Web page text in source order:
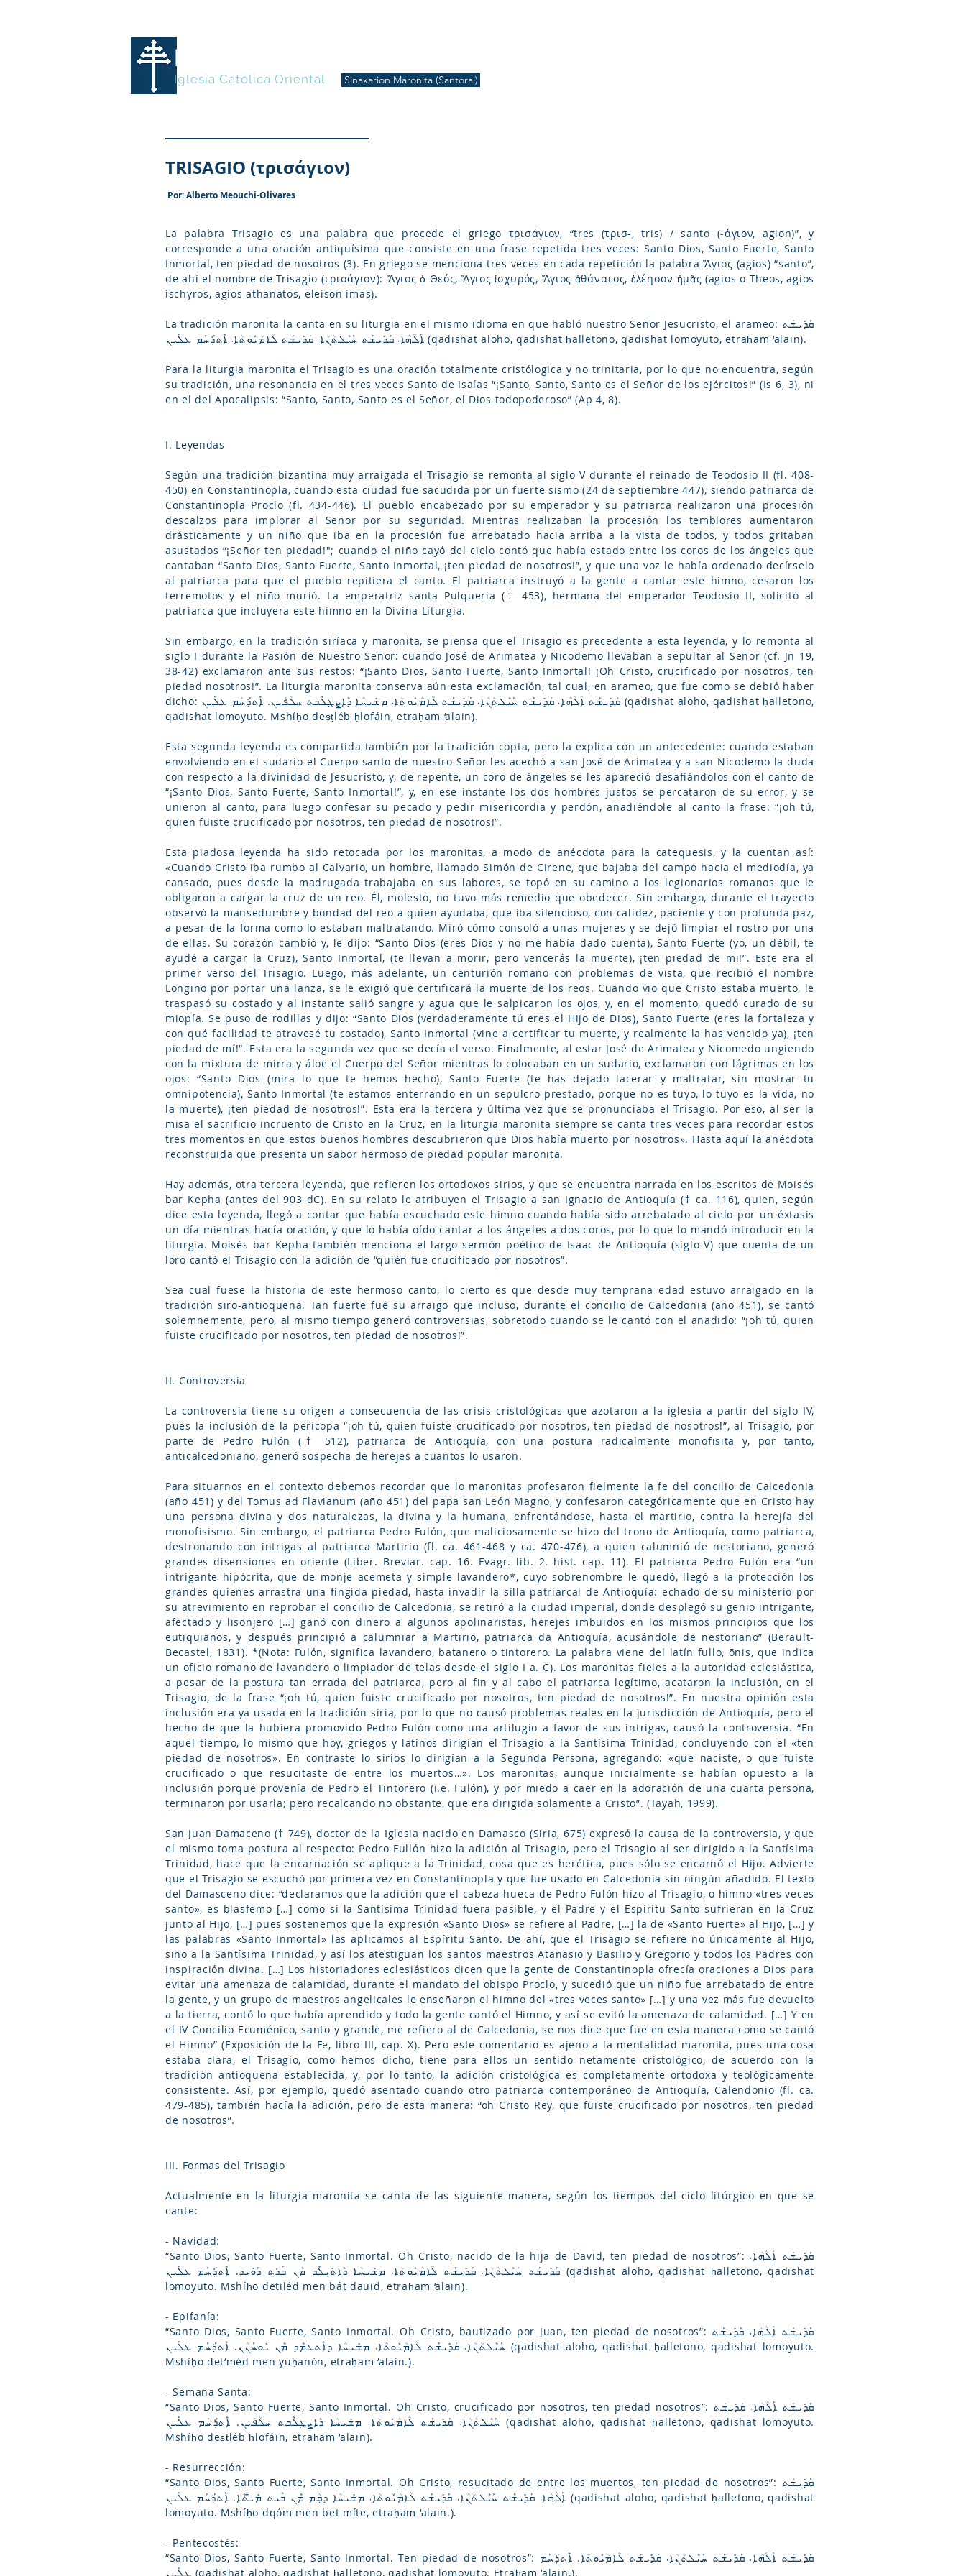
MARONITAS
Iglesia Católica Oriental
Sinaxarion Maronita (Santoral)
TRISAGIO (τρισάγιον)
Por: Alberto Meouchi-Olivares
La palabra Trisagio es una palabra que procede el griego τρισάγιον, “tres (τρισ-, tris) / santo (-άγιον, agion)”, y
corresponde a una oración antiquísima que consiste en una frase repetida tres veces: Santo Dios, Santo Fuerte, Santo
Inmortal, ten piedad de nosotros (3). En griego se menciona tres veces en cada repetición la palabra Ἅγιος (agios) “santo”,
de ahí el nombre de Trisagio (τρισάγιον): Ἅγιος ὁ Θεός, Ἅγιος ἰσχυρός, Ἅγιος ἀθάνατος, ἐλέησον ἡμᾶς (agios o Theos, agios
ischyros, agios athanatos, eleison imas).
La tradición maronita la canta en su liturgia en el mismo idioma en que habló nuestro Señor Jesucristo, el arameo: ܩܰܕܺܝܫܰܬ
ܐܰܠܳܗܳܐ܁ ܩܰܕܺܝܫܰܬ ܚܰܝܶܠܬܳܢܳܐ܁ ܩܰܕܺܝܫܰܬ ܠܳܐܡܳܝܽܘܬܳܐ܁ ܐܶܬܪ݂ܰܚܰܡ ܥܠܰܝܢ (qadishat aloho, qadishat ḥalletono, qadishat lomoyuto, etraḥam ‘alain).
Para la liturgia maronita el Trisagio es una oración totalmente cristólogica y no trinitaria, por lo que no encuentra, según
su tradición, una resonancia en el tres veces Santo de Isaías “¡Santo, Santo, Santo es el Señor de los ejércitos!” (Is 6, 3), ni
en el del Apocalipsis: “Santo, Santo, Santo es el Señor, el Dios todopoderoso” (Ap 4, 8).
I. Leyendas
Según una tradición bizantina muy arraigada el Trisagio se remonta al siglo V durante el reinado de Teodosio II (fl. 408-
450) en Constantinopla, cuando esta ciudad fue sacudida por un fuerte sismo (24 de septiembre 447), siendo patriarca de
Constantinopla Proclo (fl. 434-446). El pueblo encabezado por su emperador y su patriarca realizaron una procesión
descalzos para implorar al Señor por su seguridad. Mientras realizaban la procesión los temblores aumentaron
drásticamente y un niño que iba en la procesión fue arrebatado hacia arriba a la vista de todos, y todos gritaban
asustados “¡Señor ten piedad!"; cuando el niño cayó del cielo contó que había estado entre los coros de los ángeles que
cantaban “Santo Dios, Santo Fuerte, Santo Inmortal, ¡ten piedad de nosotros!”, y que una voz le había ordenado decírselo
al patriarca para que el pueblo repitiera el canto. El patriarca instruyó a la gente a cantar este himno, cesaron los
terremotos y el niño murió. La emperatriz santa Pulqueria († 453), hermana del emperador Teodosio II, solicitó al
patriarca que incluyera este himno en la Divina Liturgia.
Sin embargo, en la tradición siríaca y maronita, se piensa que el Trisagio es precedente a esta leyenda, y lo remonta al
siglo I durante la Pasión de Nuestro Señor: cuando José de Arimatea y Nicodemo llevaban a sepultar al Señor (cf. Jn 19,
38-42) exclamaron ante sus restos: “¡Santo Dios, Santo Fuerte, Santo Inmortal! ¡Oh Cristo, crucificado por nosotros, ten
piedad nosotros!”. La liturgia maronita conserva aún esta exclamación, tal cual, en arameo, que fue como se debió haber
dicho: ܩܰܕܺܝܫܰܬ ܐܰܠܳܗܳܐ܁ ܩܰܕܺܝܫܰܬ ܚܰܝܶܠܬܳܢܳܐ܁ ܩܰܕܺܝܫܰܬ ܠܳܐܡܳܝܽܘܬܳܐ܁ ܡܫܺܝܚܳܐ ܕܶܐܨܛ݂ܠܶܒܬ ܚܠܳܦܰܝܢ. ܐܶܬܪ݂ܰܚܰܡ ܥܠܰܝܢ (qadishat aloho, qadishat ḥalletono,
qadishat lomoyuto. Mshíḥo deṣṭléb ḥlofáin, etraḥam ‘alain).
Esta segunda leyenda es compartida también por la tradición copta, pero la explica con un antecedente: cuando estaban
envolviendo en el sudario el Cuerpo santo de nuestro Señor les acechó a san José de Arimatea y a san Nicodemo la duda
con respecto a la divinidad de Jesucristo, y, de repente, un coro de ángeles se les apareció desafiándolos con el canto de
“¡Santo Dios, Santo Fuerte, Santo Inmortal!”, y, en ese instante los dos hombres justos se percataron de su error, y se
unieron al canto, para luego confesar su pecado y pedir misericordia y perdón, añadiéndole al canto la frase: “¡oh tú,
quien fuiste crucificado por nosotros, ten piedad de nosotros!”.
Esta piadosa leyenda ha sido retocada por los maronitas, a modo de anécdota para la catequesis, y la cuentan así:
«Cuando Cristo iba rumbo al Calvario, un hombre, llamado Simón de Cirene, que bajaba del campo hacia el mediodía, ya
cansado, pues desde la madrugada trabajaba en sus labores, se topó en su camino a los legionarios romanos que le
obligaron a cargar la cruz de un reo. Él, molesto, no tuvo más remedio que obedecer. Sin embargo, durante el trayecto
observó la mansedumbre y bondad del reo a quien ayudaba, que iba silencioso, con calidez, paciente y con profunda paz,
a pesar de la forma como lo estaban maltratando. Miró cómo consoló a unas mujeres y se dejó limpiar el rostro por una
de ellas. Su corazón cambió y, le dijo: “Santo Dios (eres Dios y no me había dado cuenta), Santo Fuerte (yo, un débil, te
ayudé a cargar la Cruz), Santo Inmortal, (te llevan a morir, pero vencerás la muerte), ¡ten piedad de mi!”. Este era el
primer verso del Trisagio. Luego, más adelante, un centurión romano con problemas de vista, que recibió el nombre
Longino por portar una lanza, se le exigió que certificará la muerte de los reos. Cuando vio que Cristo estaba muerto, le
traspasó su costado y al instante salió sangre y agua que le salpicaron los ojos, y, en el momento, quedó curado de su
miopía. Se puso de rodillas y dijo: “Santo Dios (verdaderamente tú eres el Hijo de Dios), Santo Fuerte (eres la fortaleza y
con qué facilidad te atravesé tu costado), Santo Inmortal (vine a certificar tu muerte, y realmente la has vencido ya), ¡ten
piedad de mí!”. Esta era la segunda vez que se decía el verso. Finalmente, al estar José de Arimatea y Nicomedo ungiendo
con la mixtura de mirra y áloe el Cuerpo del Señor mientras lo colocaban en un sudario, exclamaron con lágrimas en los
ojos: “Santo Dios (mira lo que te hemos hecho), Santo Fuerte (te has dejado lacerar y maltratar, sin mostrar tu
omnipotencia), Santo Inmortal (te estamos enterrando en un sepulcro prestado, porque no es tuyo, lo tuyo es la vida, no
la muerte), ¡ten piedad de nosotros!”. Esta era la tercera y última vez que se pronunciaba el Trisagio. Por eso, al ser la
misa el sacrificio incruento de Cristo en la Cruz, en la liturgia maronita siempre se canta tres veces para recordar estos
tres momentos en que estos buenos hombres descubrieron que Dios había muerto por nosotros». Hasta aquí la anécdota
reconstruida que presenta un sabor hermoso de piedad popular maronita.
Hay además, otra tercera leyenda, que refieren los ortodoxos sirios, y que se encuentra narrada en los escritos de Moisés
bar Kepha (antes del 903 dC). En su relato le atribuyen el Trisagio a san Ignacio de Antioquía († ca. 116), quien, según
dice esta leyenda, llegó a contar que había escuchado este himno cuando había sido arrebatado al cielo por un éxtasis
un día mientras hacía oración, y que lo había oído cantar a los ángeles a dos coros, por lo que lo mandó introducir en la
liturgia. Moisés bar Kepha también menciona el largo sermón poético de Isaac de Antioquía (siglo V) que cuenta de un
loro cantó el Trisagio con la adición de “quién fue crucificado por nosotros”.
Sea cual fuese la historia de este hermoso canto, lo cierto es que desde muy temprana edad estuvo arraigado en la
tradición siro-antioquena. Tan fuerte fue su arraigo que incluso, durante el concilio de Calcedonia (año 451), se cantó
solemnemente, pero, al mismo tiempo generó controversias, sobretodo cuando se le cantó con el añadido: “¡oh tú, quien
fuiste crucificado por nosotros, ten piedad de nosotros!”.
II. Controversia
La controversia tiene su origen a consecuencia de las crisis cristológicas que azotaron a la iglesia a partir del siglo IV,
pues la inclusión de la perícopa “¡oh tú, quien fuiste crucificado por nosotros, ten piedad de nosotros!”, al Trisagio, por
parte de Pedro Fulón († 512), patriarca de Antioquía, con una postura radicalmente monofisita y, por tanto,
anticalcedoniano, generó sospecha de herejes a cuantos lo usaron.
Para situarnos en el contexto debemos recordar que lo maronitas profesaron fielmente la fe del concilio de Calcedonia
(año 451) y del Tomus ad Flavianum (año 451) del papa san León Magno, y confesaron categóricamente que en Cristo hay
una persona divina y dos naturalezas, la divina y la humana, enfrentándose, hasta el martirio, contra la herejía del
monofisismo. Sin embargo, el patriarca Pedro Fulón, que maliciosamente se hizo del trono de Antioquía, como patriarca,
destronando con intrigas al patriarca Martirio (fl. ca. 461-468 y ca. 470-476), a quien calumnió de nestoriano, generó
grandes disensiones en oriente (Liber. Breviar. cap. 16. Evagr. lib. 2. hist. cap. 11). El patriarca Pedro Fulón era “un
intrigante hipócrita, que de monje acemeta y simple lavandero*, cuyo sobrenombre le quedó, llegó a la protección los
grandes quienes arrastra una fingida piedad, hasta invadir la silla patriarcal de Antioquía: echado de su ministerio por
su atrevimiento en reprobar el concilio de Calcedonia, se retiró a la ciudad imperial, donde desplegó su genio intrigante,
afectado y lisonjero […] ganó con dinero a algunos apolinaristas, herejes imbuidos en los mismos principios que los
eutiquianos, y después principió a calumniar a Martirio, patriarca da Antioquía, acusándole de nestoriano” (Berault-
Becastel, 1831). *(Nota: Fulón, significa lavandero, batanero o tintorero. La palabra viene del latín fullo, õnis, que indica
un oficio romano de lavandero o limpiador de telas desde el siglo I a. C). Los maronitas fieles a la autoridad eclesiástica,
a pesar de la postura tan errada del patriarca, pero al fin y al cabo el patriarca legítimo, acataron la inclusión, en el
Trisagio, de la frase “¡oh tú, quien fuiste crucificado por nosotros, ten piedad de nosotros!”. En nuestra opinión esta
inclusión era ya usada en la tradición siria, por lo que no causó problemas reales en la jurisdicción de Antioquía, pero el
hecho de que la hubiera promovido Pedro Fulón como una artilugio a favor de sus intrigas, causó la controversia. “En
aquel tiempo, lo mismo que hoy, griegos y latinos dirigían el Trisagio a la Santísima Trinidad, concluyendo con el «ten
piedad de nosotros». En contraste lo sirios lo dirigían a la Segunda Persona, agregando: «que naciste, o que fuiste
crucificado o que resucitaste de entre los muertos…». Los maronitas, aunque inicialmente se habían opuesto a la
inclusión porque provenía de Pedro el Tintorero (i.e. Fulón), y por miedo a caer en la adoración de una cuarta persona,
terminaron por usarla; pero recalcando no obstante, que era dirigida solamente a Cristo”. (Tayah, 1999).
San Juan Damaceno († 749), doctor de la Iglesia nacido en Damasco (Siria, 675) expresó la causa de la controversia, y que
el mismo toma postura al respecto: Pedro Fullón hizo la adición al Trisagio, pero el Trisagio al ser dirigido a la Santísima
Trinidad, hace que la encarnación se aplique a la Trinidad, cosa que es herética, pues sólo se encarnó el Hijo. Advierte
que el Trisagio se escuchó por primera vez en Constantinopla y que fue usado en Calcedonia sin ningún añadido. El texto
del Damasceno dice: “declaramos que la adición que el cabeza-hueca de Pedro Fulón hizo al Trisagio, o himno «tres veces
santo», es blasfemo […] como si la Santísima Trinidad fuera pasible, y el Padre y el Espíritu Santo sufrieran en la Cruz
junto al Hijo, […] pues sostenemos que la expresión «Santo Dios» se refiere al Padre, […] la de «Santo Fuerte» al Hijo, […] y
las palabras «Santo Inmortal» las aplicamos al Espíritu Santo. De ahí, que el Trisagio se refiere no únicamente al Hijo,
sino a la Santísima Trinidad, y así los atestiguan los santos maestros Atanasio y Basilio y Gregorio y todos los Padres con
inspiración divina. […] Los historiadores eclesiásticos dicen que la gente de Constantinopla ofrecía oraciones a Dios para
evitar una amenaza de calamidad, durante el mandato del obispo Proclo, y sucedió que un niño fue arrebatado de entre
la gente, y un grupo de maestros angelicales le enseñaron el himno del «tres veces santo» […] y una vez más fue devuelto
a la tierra, contó lo que había aprendido y todo la gente cantó el Himno, y así se evitó la amenaza de calamidad. […] Y en
el IV Concilio Ecuménico, santo y grande, me refiero al de Calcedonia, se nos dice que fue en esta manera como se cantó
el Himno” (Exposición de la Fe, libro III, cap. X). Pero este comentario es ajeno a la mentalidad maronita, pues una cosa
estaba clara, el Trisagio, como hemos dicho, tiene para ellos un sentido netamente cristológico, de acuerdo con la
tradición antioquena establecida, y, por lo tanto, la adición cristológica es completamente ortodoxa y teológicamente
consistente. Así, por ejemplo, quedó asentado cuando otro patriarca contemporáneo de Antioquía, Calendonio (fl. ca.
479-485), también hacía la adición, pero de esta manera: “oh Cristo Rey, que fuiste crucificado por nosotros, ten piedad
de nosotros”.
III. Formas del Trisagio
Actualmente en la liturgia maronita se canta de las siguiente manera, según los tiempos del ciclo litúrgico en que se
cante:
- Navidad:
“Santo Dios, Santo Fuerte, Santo Inmortal. Oh Cristo, nacido de la hija de David, ten piedad de nosotros”: ܩܰܕܺܝܫܰܬ ܐܰܠܳܗܳܐ܁
ܩܰܕܺܝܫܰܬ ܚܰܝܶܠܬܳܢܳܐ܁ ܩܰܕܺܝܫܰܬ ܠܳܐܡܳܝܽܘܬܳܐ܁ ܡܫܺܝܚܳܐ ܕܶܐܬܺܝ݂ܠܶܕ ܡܶܢ ܒܰܪ̱ܬ ܕܰܘܺܝܕ. ܐܶܬܪ݂ܰܚܰܡ ܥܠܰܝܢ (qadishat aloho, qadishat ḥalletono, qadishat
lomoyuto. Mshíḥo detiléd men bát dauid, etraḥam ‘alain).
- Epifanía:
“Santo Dios, Santo Fuerte, Santo Inmortal. Oh Cristo, bautizado por Juan, ten piedad de nosotros”: ܩܰܕܺܝܫܰܬ ܐܰܠܳܗܳܐ܁ ܩܰܕܺܝܫܰܬ
ܚܰܝܶܠܬܳܢܳܐ܁ ܩܰܕܺܝܫܰܬ ܠܳܐܡܳܝܽܘܬܳܐ܁ ܡܫܺܝܚܳܐ ܕܐܶܬܥܡܶܕ ܡܶܢ ܝܽܘܚܰܢܳܢ. ܐܶܬܪ݂ܰܚܰܡ ܥܠܰܝܢ (qadishat aloho, qadishat ḥalletono, qadishat lomoyuto.
Mshíḥo det‘méd men yuḥanón, etraḥam ‘alain.).
- Semana Santa:
“Santo Dios, Santo Fuerte, Santo Inmortal. Oh Cristo, crucificado por nosotros, ten piedad nosotros”: ܩܰܕܺܝܫܰܬ ܐܰܠܳܗܳܐ܁ ܩܰܕܺܝܫܰܬ
ܚܰܝܶܠܬܳܢܳܐ܁ ܩܰܕܺܝܫܰܬ ܠܳܐܡܳܝܽܘܬܳܐ܁ ܡܫܺܝܚܳܐ ܕܶܐܨܛ݂ܠܶܒܬ ܚܠܳܦܰܝܢ. ܐܶܬܪ݂ܰܚܰܡ ܥܠܰܝܢ (qadishat aloho, qadishat ḥalletono, qadishat lomoyuto.
Mshíḥo deṣṭléb ḥlofáin, etraḥam ‘alain).
- Resurrección:
“Santo Dios, Santo Fuerte, Santo Inmortal. Oh Cristo, resucitado de entre los muertos, ten piedad de nosotros”: ܩܰܕܺܝܫܰܬ
ܐܰܠܳܗܳܐ܁ ܩܰܕܺܝܫܰܬ ܚܰܝܶܠܬܳܢܳܐ܁ ܩܰܕܺܝܫܰܬ ܠܳܐܡܳܝܽܘܬܳܐ܁ ܡܫܺܝܚܳܐ ܕܩ݂ܳܡ ܡܶܢ ܒܶܝܬ ܡܺܝ̈ܬܶܐ. ܐܶܬܪ݂ܰܚܰܡ ܥܠܰܝܢ (qadishat aloho, qadishat ḥalletono, qadishat
lomoyuto. Mshíḥo dqóm men bet míte, etraḥam ‘alain.).
- Pentecostés:
“Santo Dios, Santo Fuerte, Santo Inmortal. Ten piedad de nosotros”: ܩܰܕܺܝܫܰܬ ܐܰܠܳܗܳܐ܁ ܩܰܕܺܝܫܰܬ ܚܰܝܶܠܬܳܢܳܐ܁ ܩܰܕܺܝܫܰܬ ܠܳܐܡܳܝܽܘܬܳܐ. ܐܶܬܪ݂ܰܚܰܡ
ܥܠܰܝܢ (qadishat aloho, qadishat ḥalletono, qadishat lomoyuto. Etraḥam ‘alain.).